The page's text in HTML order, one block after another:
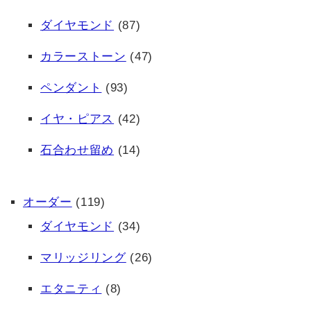
ダイヤモンド (87)
カラーストーン (47)
ペンダント (93)
イヤ・ピアス (42)
石合わせ留め (14)
オーダー (119)
ダイヤモンド (34)
マリッジリング(26)
エタニティ (8)